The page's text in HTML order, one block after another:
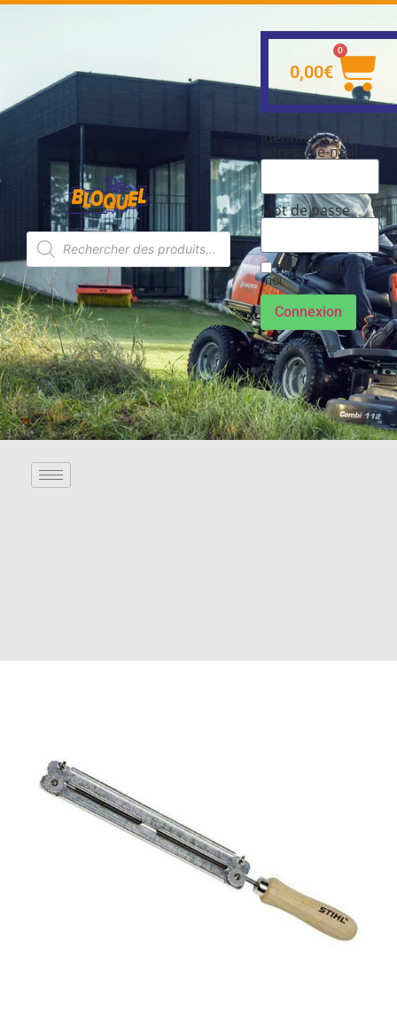
0,00€
0
Identifiant ou
adresse e-mail
Mot de passe
Se souvenir de
moi
Connexion
Mot de passe
perdu ?